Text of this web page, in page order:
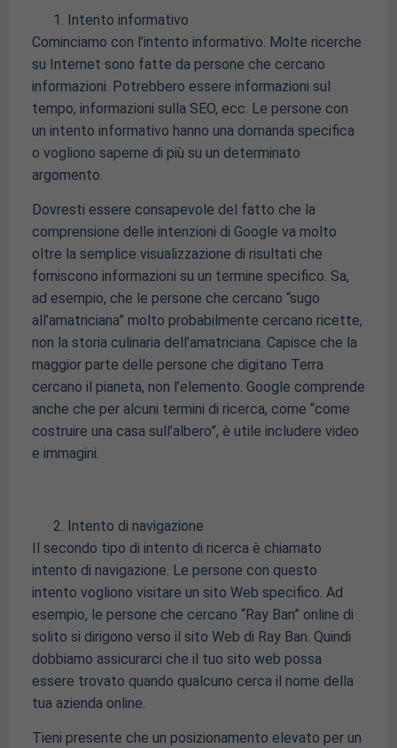
Intento informativo
Cominciamo con l’intento informativo. Molte ricerche
su Internet sono fatte da persone che cercano
informazioni. Potrebbero essere informazioni sul
tempo, informazioni sulla SEO, ecc. Le persone con
un intento informativo hanno una domanda specifica
o vogliono saperne di più su un determinato
argomento.
Dovresti essere consapevole del fatto che la
comprensione delle intenzioni di Google va molto
oltre la semplice visualizzazione di risultati che
forniscono informazioni su un termine specifico. Sa,
ad esempio, che le persone che cercano “sugo
all’amatriciana” molto probabilmente cercano ricette,
non la storia culinaria dell’amatriciana. Capisce che la
maggior parte delle persone che digitano Terra
cercano il pianeta, non l’elemento. Google comprende
anche che per alcuni termini di ricerca, come “come
costruire una casa sull’albero”, è utile includere video
e immagini.
Intento di navigazione
Il secondo tipo di intento di ricerca è chiamato
intento di navigazione. Le persone con questo
intento vogliono visitare un sito Web specifico. Ad
esempio, le persone che cercano “Ray Ban” online di
solito si dirigono verso il sito Web di Ray Ban. Quindi
dobbiamo assicurarci che il tuo sito web possa
essere trovato quando qualcuno cerca il nome della
tua azienda online.
Tieni presente che un posizionamento elevato per un